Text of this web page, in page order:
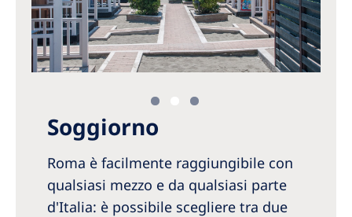
Soggiorno
Roma è facilmente raggiungibile con
qualsiasi mezzo e da qualsiasi parte
d'Italia: è possibile scegliere tra due